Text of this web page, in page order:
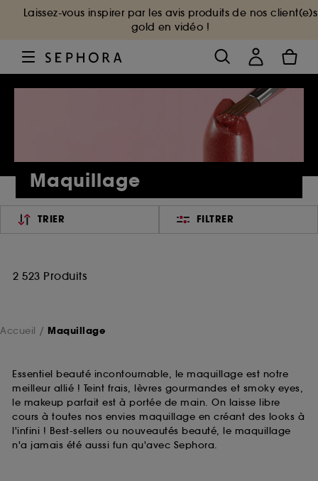
Laissez-vous inspirer par les avis produits de nos client(e)s
gold en vidéo !
Maquillage
TRIER FILTRER
2 523 Produits
Accueil Maquillage
Essentiel beauté incontournable, le maquillage est notre
meilleur allié ! Teint frais, lèvres gourmandes et smoky eyes,
le makeup parfait est à portée de main. On laisse libre
cours à toutes nos envies maquillage en créant des looks à
l'infini ! Best-sellers ou nouveautés beauté, le maquillage
n'a jamais été aussi fun qu'avec Sephora.